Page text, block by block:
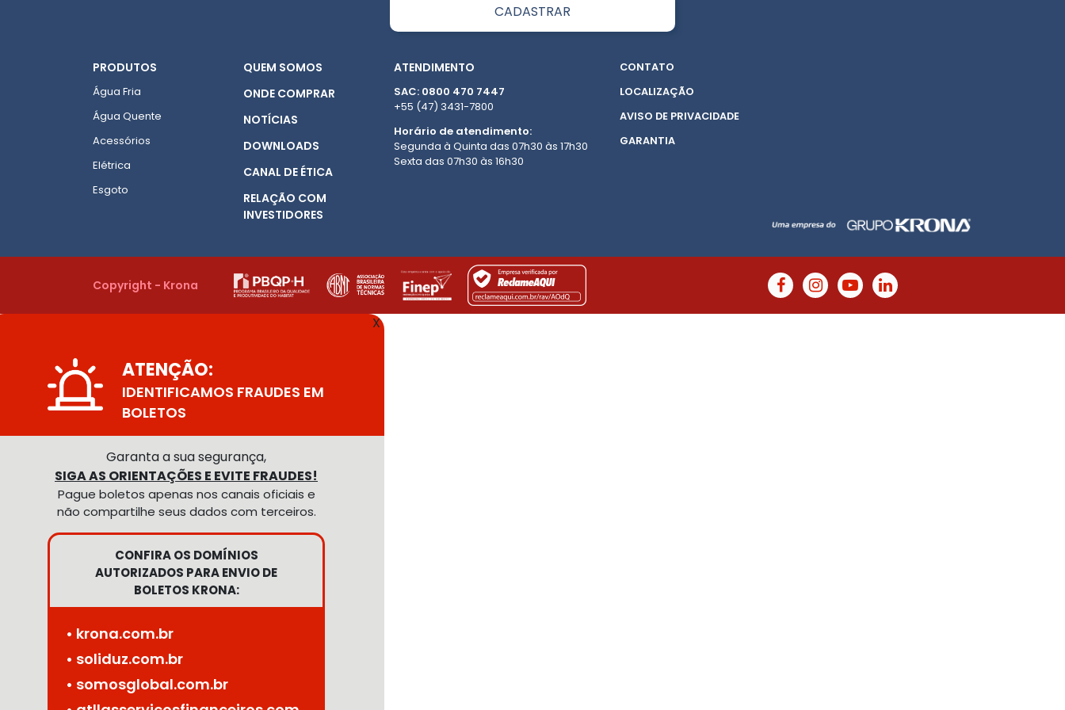
PRODUTOS
Água Fria
Água Quente
Acessórios
Elétrica
Esgoto
QUEM SOMOS
ONDE COMPRAR
NOTÍCIAS
DOWNLOADS
CANAL DE ÉTICA
RELAÇÃO COM
INVESTIDORES
ATENDIMENTO
SAC: 0800 470 7447
+55 (47) 3431-7800
Horário de atendimento:
Segunda à Quinta das 07h30 às 17h30
Sexta das 07h30 às 16h30
CONTATO
LOCALIZAÇÃO
AVISO DE PRIVACIDADE
GARANTIA
Copyright - Krona
X
ATENÇÃO:
IDENTIFICAMOS FRAUDES EM
BOLETOS
Garanta a sua segurança,
SIGA AS ORIENTAÇÕES E EVITE FRAUDES!
Pague boletos apenas nos canais oficiais e
não compartilhe seus dados com terceiros.
CONFIRA OS DOMÍNIOS
AUTORIZADOS PARA ENVIO DE
BOLETOS KRONA:
• krona.com.br
• soliduz.com.br
• somosglobal.com.br